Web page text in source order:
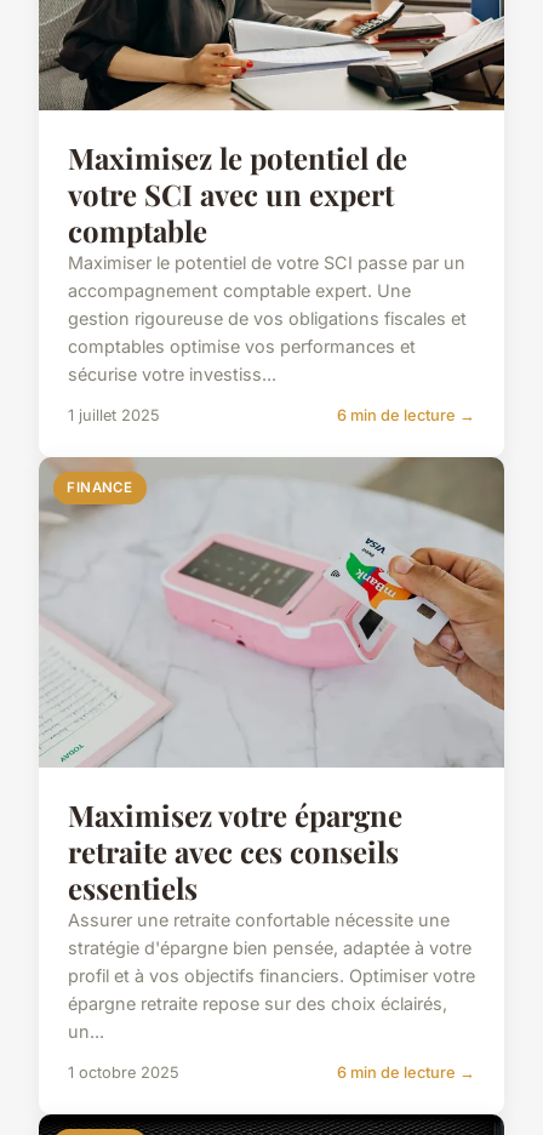
Maximisez le potentiel de
votre SCI avec un expert
comptable
Maximiser le potentiel de votre SCI passe par un
accompagnement comptable expert. Une
gestion rigoureuse de vos obligations fiscales et
comptables optimise vos performances et
sécurise votre investiss...
1 juillet 2025 6 min de lecture →
FINANCE
Maximisez votre épargne
retraite avec ces conseils
essentiels
Assurer une retraite confortable nécessite une
stratégie d'épargne bien pensée, adaptée à votre
profil et à vos objectifs financiers. Optimiser votre
épargne retraite repose sur des choix éclairés,
un...
1 octobre 2025 6 min de lecture →